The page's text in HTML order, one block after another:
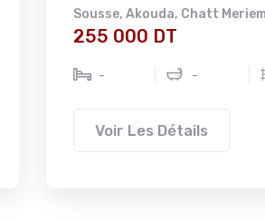
Sousse, Akouda, Chatt Meriem
255 000 DT
- -
Voir Les Détails